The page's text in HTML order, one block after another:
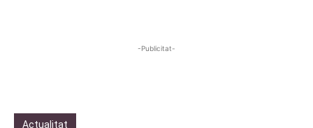
-Publicitat-
Actualitat